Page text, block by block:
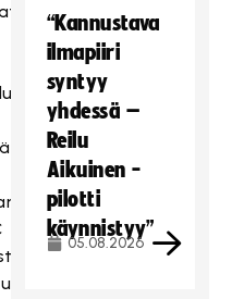
“Kannustava
ilmapiiri
syntyy
yhdessä –
Reilu
Aikuinen -
pilotti
käynnistyy”
05.08.2026